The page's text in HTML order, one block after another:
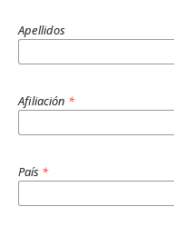
Apellidos
Afiliación *
País *